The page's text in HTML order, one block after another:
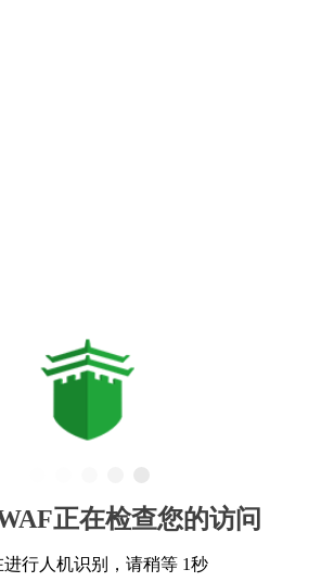
正在检查您的访问
进行人机识别，请稍等 1秒